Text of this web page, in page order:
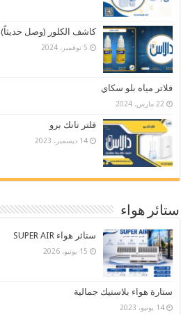
كاشف الكلور (وصل حديثاً)
5 نوفمبر، 2024
فلاتر مياه بلو سكاي
22 مارس، 2024
فلتر تانك برو
14 ديسمبر، 2023
ستائر هواء
ستائر هواء SUPER AIR
15 يونيو، 2026
ستارة هواء بلاستيك جمالية
14 يونيو، 2023